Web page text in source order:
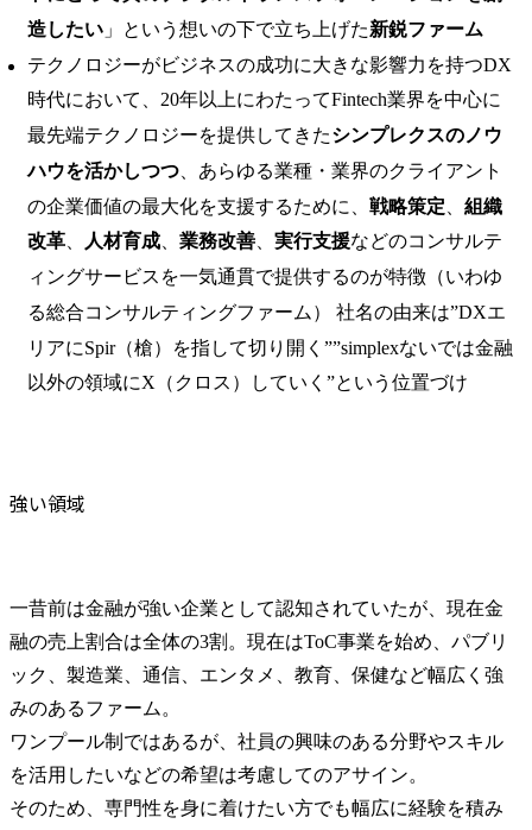
造したい 」という想いの下で立ち上げた新鋭ファーム
テクノロジーがビジネスの成功に大きな影響力を持つDX
時代において、20年以上にわたってFintech業界を中心に
最先端テクノロジーを提供してきたシンプレクスのノウ
ハウを活かしつつ 、あらゆる業種・業界のクライアント
の企業価値の最大化を支援するために、 戦略策定
組織
改革
人材育成 業務改善 実行支援などのコンサルテ
ィングサービスを一気通貫で提供するのが特徴（いわゆ
る総合コンサルティングファーム） 社名の由来は”DXエ
リアにSpir（槍）を指して切り開く””simplexないでは金融
以外の領域にX（クロス）していく”という位置づけ
強い領域
一昔前は金融が強い企業として認知されていたが、現在金
融の売上割合は全体の3割。現在はToC事業を始め、パブリ
ック、製造業、通信、エンタメ、教育、保健など幅広く強
みのあるファーム。
ワンプール制ではあるが、社員の興味のある分野やスキル
を活用したいなどの希望は考慮してのアサイン。
そのため、専門性を身に着けたい方でも幅広に経験を積み